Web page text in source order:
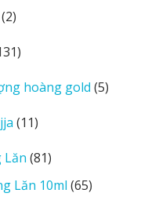
22
phẩm
131
phẩm
hoàng gold 55
1111
phẩm
Lăn 8181
sản
phẩm
Lăn 10ml 6565